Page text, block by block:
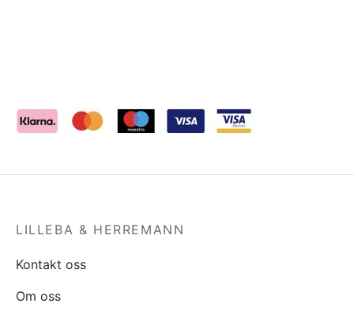
LILLEBA & HERREMANN
Kontakt oss
Om oss